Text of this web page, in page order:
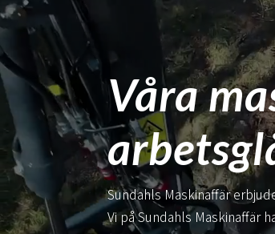
Våra
Sundahls Maskinaffär
Vi på Sundahls Maskinaffär